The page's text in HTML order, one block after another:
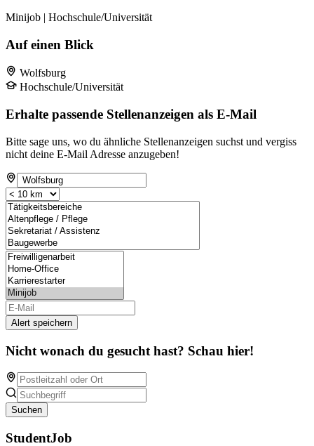
Minijob | Hochschule/Universität
Auf einen Blick
Wolfsburg
Hochschule/Universität
Erhalte passende Stellenanzeigen als E-Mail
Bitte sage uns, wo du ähnliche Stellenanzeigen suchst und vergiss
nicht deine E-Mail Adresse anzugeben!
Alert speichern
Nicht wonach du gesucht hast? Schau hier!
Suchen
StudentJob